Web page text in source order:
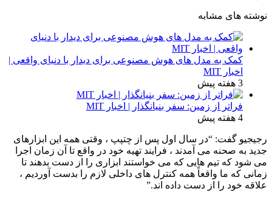
نوشته های مشابه
کمک به مدل های هوش مصنوعی برای دیدار با دنیای واقعی |
اخبار MIT
3 هفته پیش
فراتر از زمین: سفر بنیانگذار | اخبار MIT
4 هفته پیش
رجیجیو گفت: “در سال اول پس از چتپپ ، وقتی همه این ابزارهای
جدید به صحنه می آمدند ، فرایند تهیه خود در واقع تا آن زمان اجرا
می شود که تیم هایی که می خواستند ابزاری را از دست بدهند تا
زمانی که ما واقعاً همه کنترل های داخلی لازم را بدست آوردیم ،
علاقه خود را از دست داده اند.”